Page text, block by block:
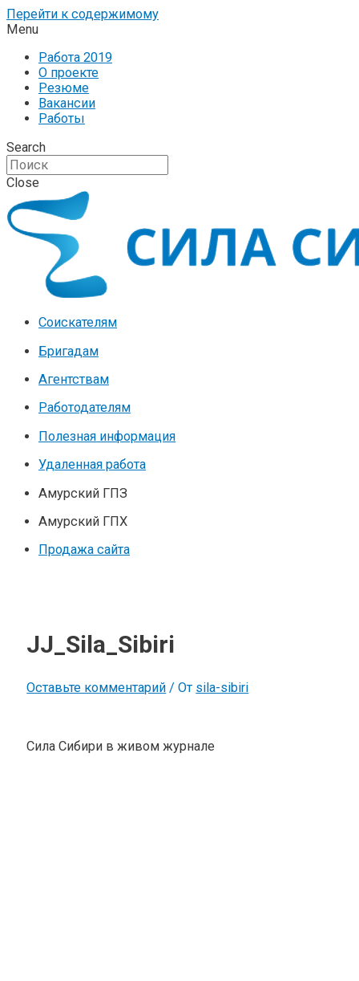
Перейти к содержимому
Menu
Работа 2019
О проекте
Резюме
Вакансии
Работы
Search
Close
Соискателям
Бригадам
Агентствам
Работодателям
Полезная информация
Удаленная работа
Амурский ГПЗ
Амурский ГПХ
Продажа сайта
JJ_Sila_Sibiri
Оставьте комментарий / От sila-sibiri
Сила Сибири в живом журнале